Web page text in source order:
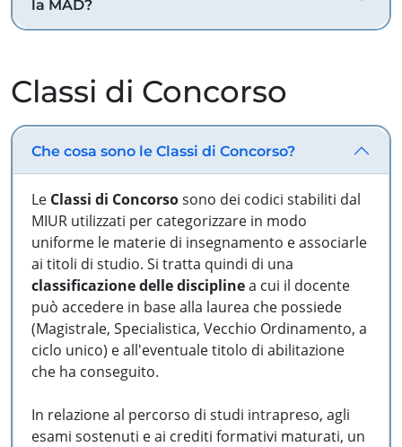
la MAD?
Classi di Concorso
Che cosa sono le Classi di Concorso?
Le Classi di Concorsosono dei codici stabiliti dal
MIUR utilizzati per categorizzare in modo
uniforme le materie di insegnamento e associarle
ai titoli di studio. Si tratta quindi di una
classificazione delle disciplinea cui il docente
può accedere in base alla laurea che possiede
(Magistrale, Specialistica, Vecchio Ordinamento, a
ciclo unico) e all'eventuale titolo di abilitazione
che ha conseguito.
In relazione al percorso di studi intrapreso, agli
esami sostenuti e ai crediti formativi maturati, un